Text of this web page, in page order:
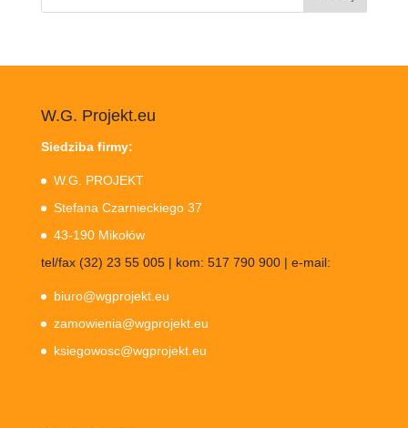
W.G. Projekt.eu
Siedziba firmy:
W.G. PROJEKT
Stefana Czarnieckiego 37
43-190 Mikołów
tel/fax (32) 23 55 005 | kom: 517 790 900 | e-mail:
biuro@wgprojekt.eu
zamowienia@wgprojekt.eu
ksiegowosc@wgprojekt.eu